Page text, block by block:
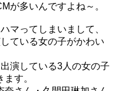
が多いんですよね～。
マってしまいまして、
ている女の子がかわい
演している3人の女の子
す。